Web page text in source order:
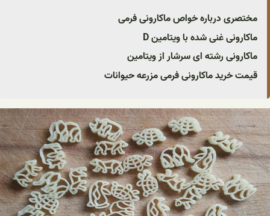
مختصری درباره خواص ماکارونی فرمی
ماکارونی غنی شده با ویتامین D
ماکارونی رشته ای سرشار از ویتامین
قیمت خرید ماکارونی فرمی مزرعه حیوانات